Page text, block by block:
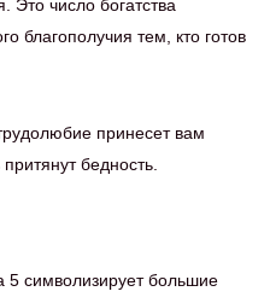
Это число богатства
благополучия тем, кто готов
принесет вам
бедность.
5 символизирует большие